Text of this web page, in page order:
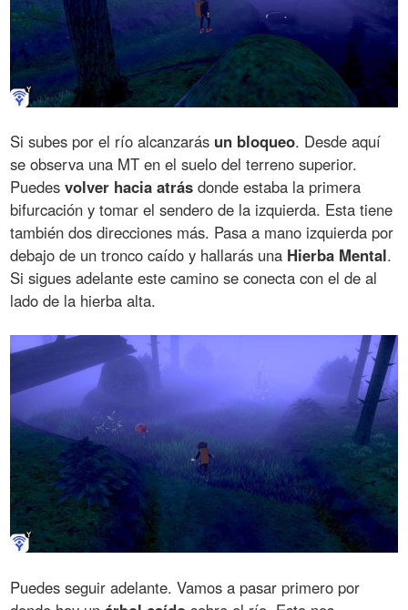
Si subes por el río alcanzarás un bloqueo. Desde aquí
se observa una MT en el suelo del terreno superior.
Puedesvolver hacia atrás donde estaba la primera
bifurcación y tomar el sendero de la izquierda. Esta tiene
también dos direcciones más. Pasa a mano izquierda por
debajo de un tronco caído y hallarás una Hierba Mental.
Si sigues adelante este camino se conecta con el de al
lado de la hierba alta.
Puedes seguir adelante. Vamos a pasar primero por